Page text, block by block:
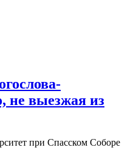
не выезжая из
при Спасском Соборе